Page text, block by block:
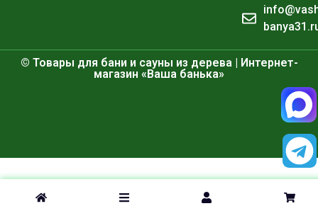
© Товары для бани и сауны из дерева | Интернет-
магазин «Ваша банька»